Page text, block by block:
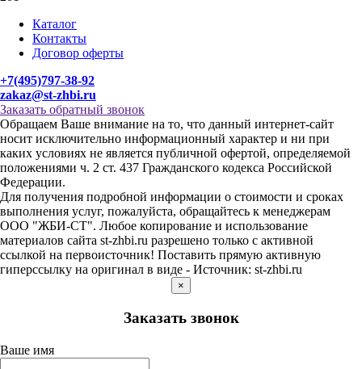
Каталог
Контакты
Договор оферты
+7(495)797-38-92
zakaz@st-zhbi.ru
Заказать обратный звонок
Обращаем Ваше внимание на то, что данный интернет-сайт
носит исключительно информационный характер и ни при
каких условиях не является публичной офертой, определяемой
положениями ч. 2 ст. 437 Гражданского кодекса Российской
Федерации.
Для получения подробной информации о стоимости и сроках
выполнения услуг, пожалуйста, обращайтесь к менеджерам
ООО "ЖБИ-СТ". Любое копирование и использование
материалов сайта st-zhbi.ru разрешено только с активной
ссылкой на первоисточник! Поставить прямую активную
гиперссылку на оригинал в виде - Источник: st-zhbi.ru
×
Заказать звонок
Ваше имя